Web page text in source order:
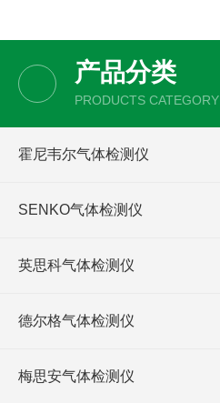
产品分类
PRODUCTS CATEGORY
霍尼韦尔气体检测仪
SENKO气体检测仪
英思科气体检测仪
德尔格气体检测仪
梅思安气体检测仪